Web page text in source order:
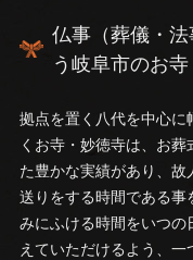
仏事（葬儀・
う岐阜市のお
拠点を置く八代を中心に
くお寺・妙徳寺は、お
た豊かな実績があり、
送りをする時間である事
みにふける時間をいつの
えていただけるよう、一